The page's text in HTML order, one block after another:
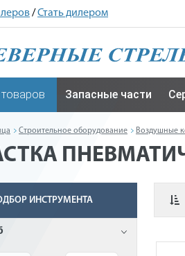
/Стать дилером
Запасные части
Строительное оборудование Воздушные
ИНСТРУМЕНТА